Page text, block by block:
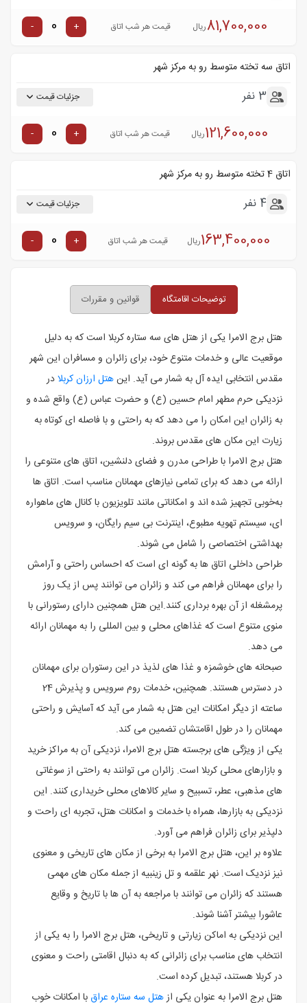
81,700,000ریال قیمت هر شب اتاق +
-
اتاق سه تخته متوسط رو به مرکز شهر
3 نفر جزئیات قیمت
121,600,000ریال قیمت هر شب اتاق +
-
اتاق 4 تخته متوسط رو به مرکز شهر
4 نفر جزئیات قیمت
163,400,000ریال قیمت هر شب اتاق +
-
توضیحات اقامتگاه قوانین و مقررات
هتل برج الامرا یکی از هتل‌ های سه ستاره کربلا است که به‌ دلیل
موقعیت عالی و خدمات متنوع خود، برای زائران و مسافران این شهر
مقدس انتخابی ایده‌ آل به شمار می ‌آید. اینهتل ارزان کربلادر
نزدیکی حرم مطهر امام حسین (ع) و حضرت عباس (ع) واقع شده و
به زائران این امکان را می ‌دهد که به راحتی و با فاصله‌ ای کوتاه به
زیارت این مکان‌ های مقدس بروند.
هتل برج الامرا با طراحی مدرن و فضای دلنشین، اتاق ‌های متنوعی را
ارائه می ‌دهد که برای تمامی نیازهای مهمانان مناسب است. اتاق ‌ها
به‌خوبی تجهیز شده ‌اند و امکاناتی مانند تلویزیون با کانال‌ های ماهواره‌
ای، سیستم تهویه مطبوع، اینترنت بی ‌سیم رایگان، و سرویس
بهداشتی اختصاصی را شامل می ‌شوند.
طراحی داخلی اتاق ‌ها به گونه ‌ای است که احساس راحتی و آرامش
را برای مهمانان فراهم می ‌کند و زائران می ‌توانند پس از یک روز
پرمشغله از آن بهره ‌برداری کنند.این هتل همچنین دارای رستورانی با
منوی متنوع است که غذاهای محلی و بین ‌المللی را به مهمانان ارائه
می ‌دهد.
صبحانه ‌های خوشمزه و غذا های لذیذ در این رستوران برای مهمانان
در دسترس هستند. همچنین، خدمات روم سرویس و پذیرش 24
ساعته از دیگر امکانات این هتل به شمار می ‌آید که آسایش و راحتی
مهمانان را در طول اقامتشان تضمین می ‌کند.
یکی از ویژگی ‌های برجسته هتل برج الامرا، نزدیکی آن به مراکز خرید
و بازارهای محلی کربلا است. زائران می ‌توانند به راحتی از سوغاتی‌
های مذهبی، عطر، تسبیح و سایر کالاهای محلی خریداری کنند. این
نزدیکی به بازارها، همراه با خدمات و امکانات هتل، تجربه ‌ای راحت و
دلپذیر برای زائران فراهم می ‌آورد.
علاوه بر این، هتل برج الامرا به برخی از مکان ‌های تاریخی و معنوی
نیز نزدیک است. نهر علقمه و تل زینبیه از جمله مکان‌ های مهمی
هستند که زائران می ‌توانند با مراجعه به آن ‌ها با تاریخ و وقایع
عاشورا بیشتر آشنا شوند.
این نزدیکی به اماکن زیارتی و تاریخی، هتل برج الامرا را به یکی از
انتخاب‌ های مناسب برای زائرانی که به دنبال اقامتی راحت و معنوی
در کربلا هستند، تبدیل کرده است.
هتل برج الامرا به‌ عنوان یکی ازهتل سه ستاره عراق با امکانات خوب